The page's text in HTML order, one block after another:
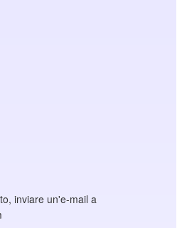
inviare un'e-mail a